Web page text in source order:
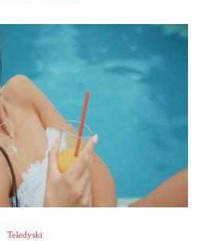
Teledyski